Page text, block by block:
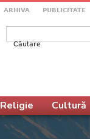
ARHIVA PUBLICITATE
Formular de
Religie Cultură